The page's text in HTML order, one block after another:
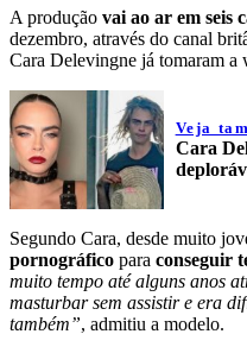
A produção vai ao ar em seis
dezembro, através do canal
Cara Delevingne já tomaram a
Veja
Cara
Segundo Cara, desde muito
pornográfico para conseguir
muito tempo até alguns anos
masturbar sem assistir e era
também”, admitiu a modelo.